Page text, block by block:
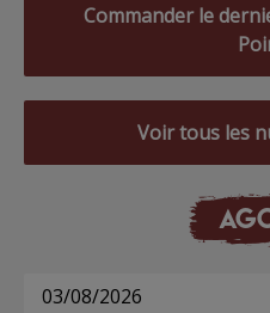
Commander le
Voir tous les
03/08/2026